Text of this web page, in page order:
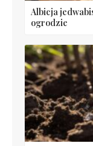
Albicja
ogrodzie